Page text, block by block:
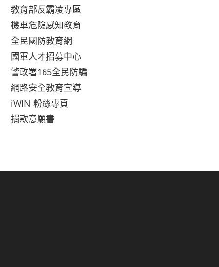
教育部反霸凌專區
機車危險感知教育
全民國防教育網
國軍人才招募中心
警政署165全民防騙
網路安全教育宣導
iWIN 粉絲專頁
捐款意願書